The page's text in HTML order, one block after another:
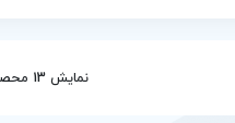
نمایش 13